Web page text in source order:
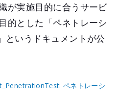
が実施目的に合うサービ
的とした「ペネトレーシ
」というドキュメントが公
ペネトレーシ